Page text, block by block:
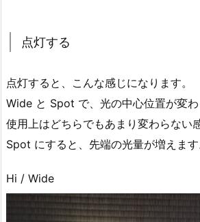
点灯する
点灯すると、こんな感じになります。
Wide と Spot で、光の中心位置が変わ
使用上はどちらでもあまり変わらない
Spot にすると、先端の光量が増えます
Hi / Wide